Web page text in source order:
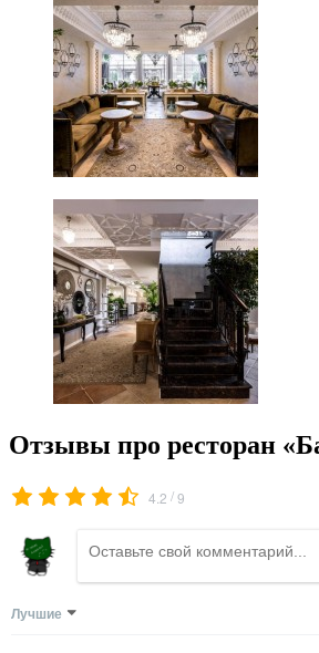
Отзывы про ресторан
4.2 /9
Лучшие